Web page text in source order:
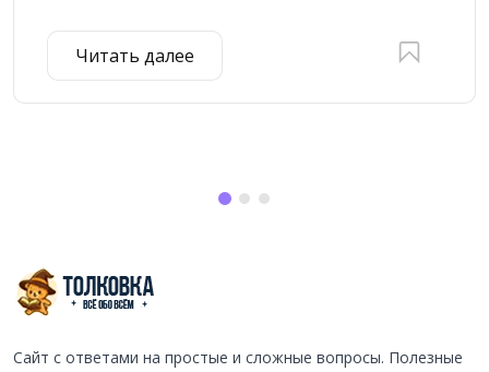
Читать далее
Сайт с ответами на простые и сложные вопросы. Полезные